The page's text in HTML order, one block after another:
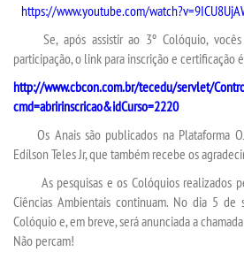
CONTATO
IMPRENSA
TRABALHE CONOSCO
https://www.youtube.com/
Se, após assistir ao 3º Colóquio, vocês
participação, o link para inscrição e certificação
http://www.cbcon.com.br/tecedu/servlet/
cmd=abririnscricao&idCurso=2220
Os Anais são publicados na Plataforma
Edílson Teles Jr, que também recebe os
As pesquisas e os Colóquios realizados
Ciências Ambientais continuam. No dia 5
Colóquio e, em breve, será anunciada a
Não percam!